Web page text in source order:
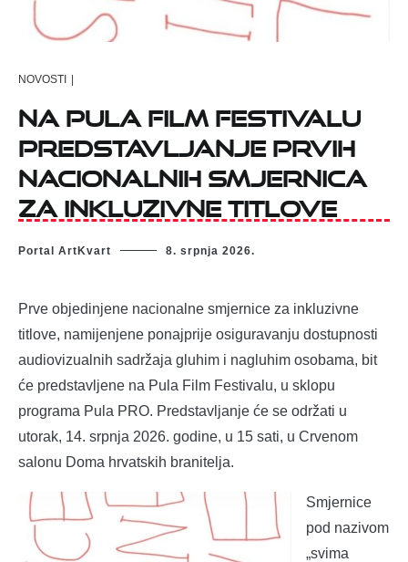
NOVOSTI
Na Pula Film Festivalu
predstavljanje prvih
nacionalnih smjernica
za inkluzivne titlove
Portal ArtKvart 8. srpnja 2026.
Prve objedinjene nacionalne smjernice za inkluzivne
titlove, namijenjene ponajprije osiguravanju dostupnosti
audiovizualnih sadržaja gluhim i nagluhim osobama, bit
će predstavljene na Pula Film Festivalu, u sklopu
programa Pula PRO. Predstavljanje će se održati u
utorak, 14. srpnja 2026. godine, u 15 sati, u Crvenom
salonu Doma hrvatskih branitelja.
Smjernice
pod nazivom
„svima